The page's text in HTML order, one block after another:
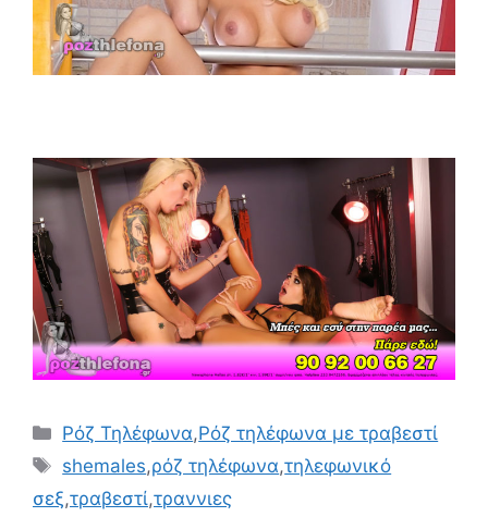
Κατηγορίες
Ρόζ Τηλέφωνα,Ρόζ τηλέφωνα με τραβεστί
Ετικέτες
shemales,ρόζ τηλέφωνα,τηλεφωνικό
σεξ,τραβεστί,τραννιες